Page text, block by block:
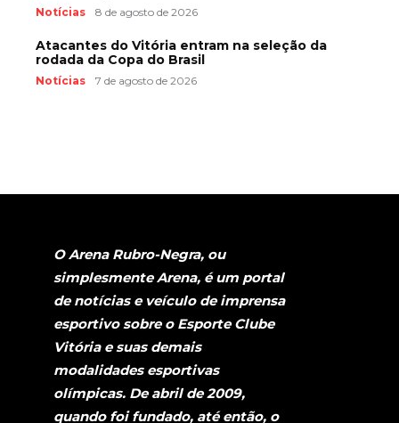
Notícias 8 de agosto de 2026
Atacantes do Vitória entram na seleção da
rodada da Copa do Brasil
Notícias 7 de agosto de 2026
O Arena Rubro-Negra, ou
simplesmente Arena, é um portal
de notícias e veículo de imprensa
esportivo sobre o Esporte Clube
Vitória e suas demais
modalidades esportivas
olímpicas. De abril de 2009,
quando foi fundado, até então, o